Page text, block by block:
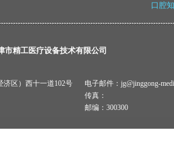
市精工医疗设备技术有限公司
济区）西十一道102号
电子邮件：jg@jinggong-
传真：
邮编：300300
口腔